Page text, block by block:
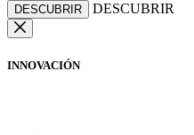
DESCUBRIR DESCUBRIR
INNOVACIÓN